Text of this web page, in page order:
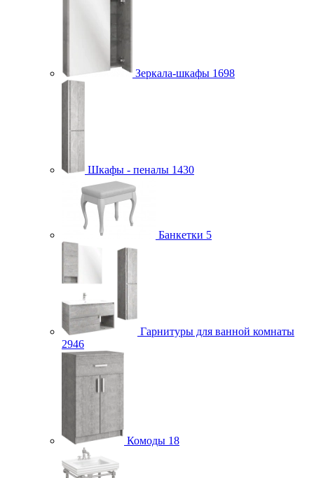
Зеркала-шкафы 1698
Шкафы - пеналы 1430
Банкетки 5
Гарнитуры для ванной комнаты
2946
Комоды 18